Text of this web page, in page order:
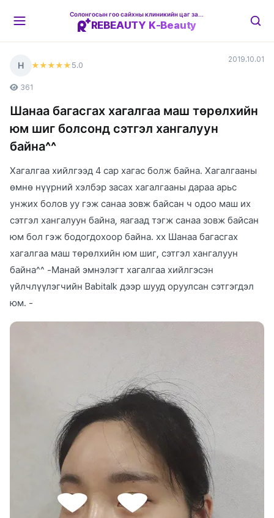
REBEAUTY K-Beauty
Н ★★★★★ 5.0
2019.10.01
361
Шанаа багасгах хагалгаа маш төрөлхийн
юм шиг болсонд сэтгэл хангалуун
байна^^
Хагалгаа хийлгээд 4 сар хагас болж байна. Хагалгааны
өмнө нүүрний хэлбэр засах хагалгааны дараа арьс
унжих болов уу гэж санаа зовж байсан ч одоо маш их
сэтгэл хангалуун байна, яагаад тэгж санаа зовж байсан
юм бол гэж бодогдохоор байна. хх Шанаа багасгах
хагалгаа маш төрөлхийн юм шиг, сэтгэл хангалуун
байна^^ -Манай эмнэлэгт хагалгаа хийлгэсэн
үйлчлүүлэгчийн Babitalk дээр шууд оруулсан сэтгэгдэл
юм. -